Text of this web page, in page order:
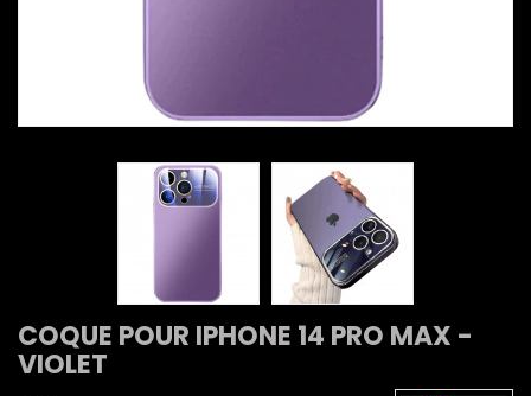
COQUE POUR IPHONE 14 PRO MAX -
VIOLET